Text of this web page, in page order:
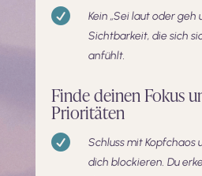

Kein „Sei laut oder geh
Sichtbarkeit, die sich
anfühlt.
Finde deinen Fokus
Prioritäten

Schluss mit Kopfchaos
dich blockieren. Du